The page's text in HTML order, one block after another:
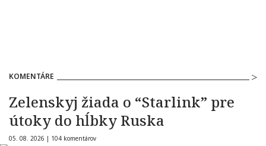
KOMENTÁRE
Zelenskyj žiada o “Starlink” pre
útoky do hĺbky Ruska
05. 08. 2026 | 104 komentárov